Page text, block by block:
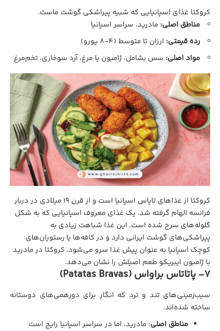
کروکتا غذای اسپانیایی که شبیه پیراشکی گوشت ماست.
مناطق اصلی: مادرید، سراسر اسپانیا
رده قیمتی: ارزان تا متوسط (۴-۸ یورو)
مواد اصلی: سس بشامل، ژامبون یا مرغ، آرد سوخاری، تخم‌مرغ
کروکتا از غذاهای تاپاس اسپانیا است و از قرن ۱۹ میلادی در دربار
فرانسه الهام گرفته شد. یک غذای معروف اسپانیایی که به شکل
گلوله‌های سرخ شده است. این غذا شباهت زیادی به
پیراشکی‌های گوشت ایرانی دارد و در کافه‌ها یا رستوران‌های
کوچک اسپانیا به عنوان پیش غذا سرو می‌شود. کروکتا در مادرید
با ژامبون ایبریکو طعم اصیلش را نشان می‌دهد.
7- پاتاتاس براواس (Patatas Bravas)
سیب‌زمینی‌های تند و ترد که انگار برای دورهمی‌های دوستانه
ساخته شده‌اند.
مناطق اصلی: مادرید، اما در سراسر اسپانیا رایج است